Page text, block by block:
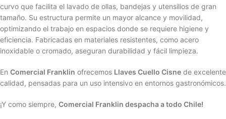
curvo que facilita el lavado de ollas, bandejas y utensilios de gran
tamaño. Su estructura permite un mayor alcance y movilidad,
optimizando el trabajo en espacios donde se requiere higiene y
eficiencia. Fabricadas en materiales resistentes, como acero
inoxidable o cromado, aseguran durabilidad y fácil limpieza.
En Comercial Franklin ofrecemos Llaves Cuello Cisne de excelente
calidad, pensadas para un uso intensivo en entornos gastronómicos.
¡Y como siempre, Comercial Franklin despacha a todo Chile!